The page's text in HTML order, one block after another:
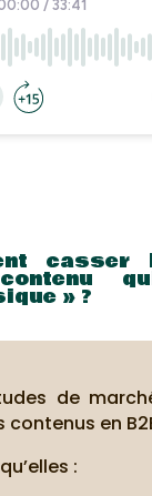
casser
» ?
de
contenus en
: